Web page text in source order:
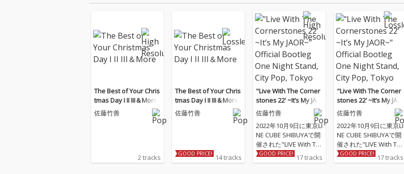
The Best of Your Chris
tmas Day I II III＆More
佐藤竹善
2 tracks
The Best of Your Chris
tmas Day I II III＆More
佐藤竹善
GOOD PRICE! 14 tracks
"Live With The Corner
stones 22’ ~It’s My JAO
R~" Official Bootleg O
ne Night Stand, City Po
p, Tokyo Japan
佐藤竹善
2022年10月9日に東京LI
NE CUBE SHIBUYAで開
催された"LIVE With Th
e Cornerstones 22～I
t's MY JAOR"の模様を
GOOD PRICE! 17 tracks
"Live With The Corner
stones 22’ ~It’s My JAO
R~" Official Bootleg O
ne Night Stand, City Po
p, Tokyo Japan
佐藤竹善
2022年10月9日に東京LI
NE CUBE SHIBUYAで開
催された"LIVE With Th
e Cornerstones 22～I
t's MY JAOR"の模様を
GOOD PRICE! 17 tracks